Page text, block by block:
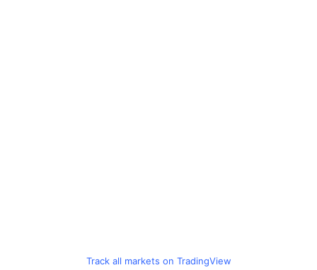
Track all markets on TradingView